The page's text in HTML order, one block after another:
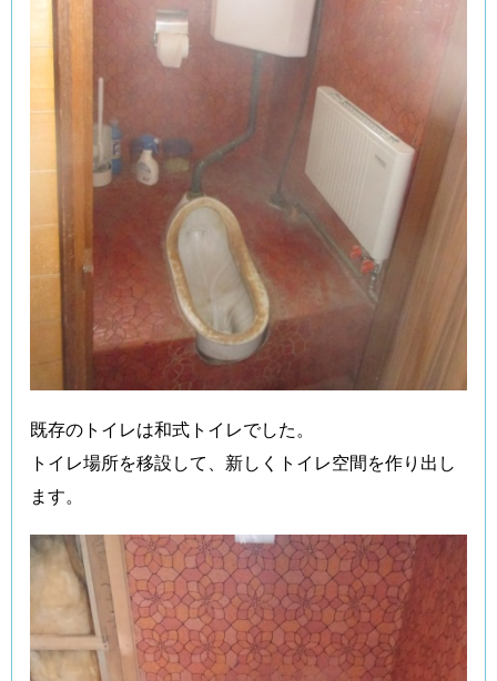
既存のトイレは和式トイレでした。
トイレ場所を移設して、新しくトイレ空間を作り出し
ます。